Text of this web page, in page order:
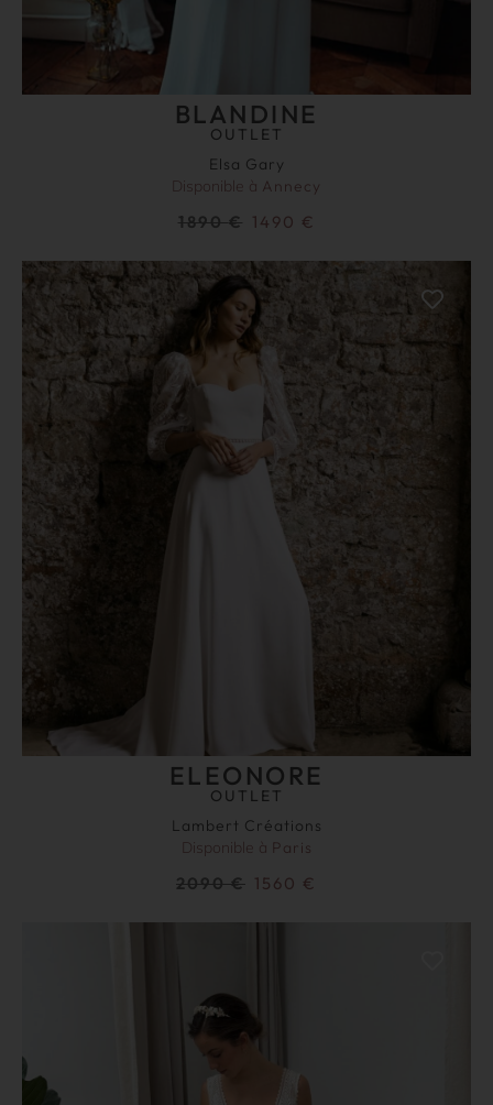
BLANDINE
OUTLET
Elsa Gary
Disponible à Annecy
1890€ 1490 €
ELEONORE
OUTLET
Lambert Créations
Disponible à Paris
2090€ 1560 €